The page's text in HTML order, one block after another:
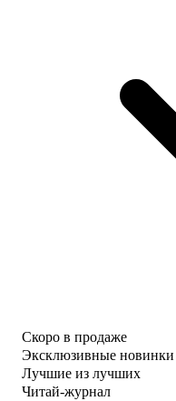
Скоро в продаже
Эксклюзивные новинки
Лучшие из лучших
Читай-журнал